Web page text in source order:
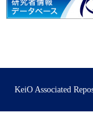
KeiO Associated